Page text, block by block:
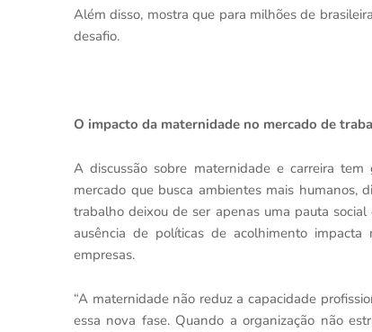
Além disso, mostra que para milhões de
desafio.
O impacto da maternidade no mercado de
A discussão sobre maternidade e carreira
mercado que busca ambientes mais humanos,
trabalho deixou de ser apenas uma pauta
ausência de políticas de acolhimento
empresas.
“A maternidade não reduz a capacidade
essa nova fase. Quando a organização não